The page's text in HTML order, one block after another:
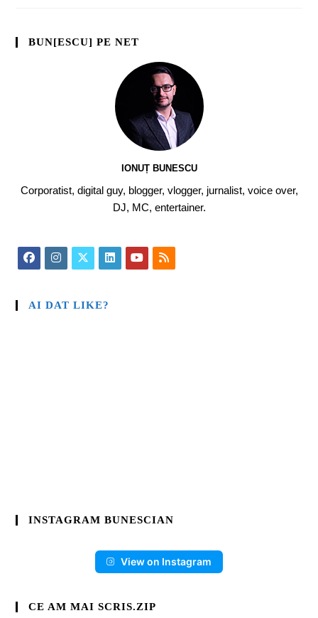
BUN[ESCU] PE NET
IONUȚ BUNESCU
Corporatist, digital guy, blogger, vlogger, jurnalist, voice over,
DJ, MC, entertainer.
AI DAT LIKE?
INSTAGRAM BUNESCIAN
View on Instagram
CE AM MAI SCRIS.ZIP